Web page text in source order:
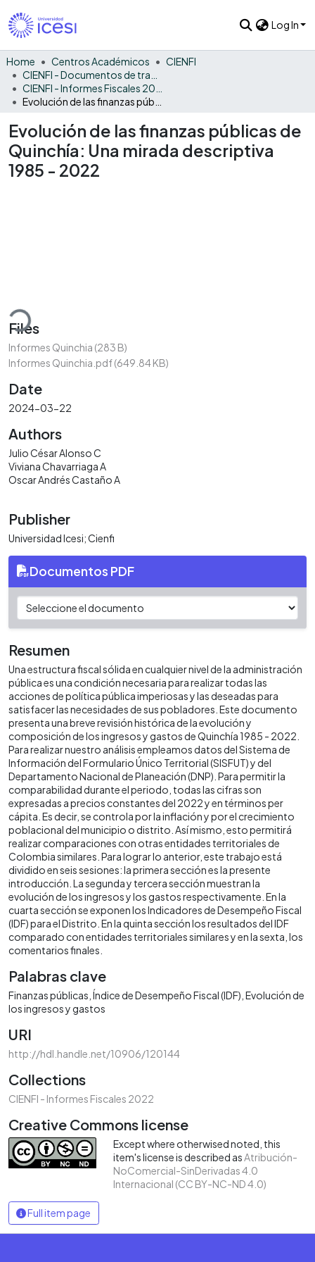
Log In
Home Centros Académicos
CIENFI
Evolución de las finanzas públicas de
Quinchía: Una mirada descriptiva
1985 - 2022
Files
Informes Quinchia (283 B)
Informes Quinchia.pdf(649.84 KB)
Date
2024-03-22
Authors
Julio César Alonso C
Viviana Chavarriaga A
Oscar Andrés Castaño A
Publisher
Universidad Icesi; Cienfi
Documentos PDF
Resumen
Una estructura fiscal sólida en cualquier nivel de la administración
pública es una condición necesaria para realizar todas las
acciones de política pública imperiosas y las deseadas para
satisfacer las necesidades de sus pobladores. Este documento
presenta una breve revisión histórica de la evolución y
composición de los ingresos y gastos de Quinchía 1985 - 2022.
Para realizar nuestro análisis empleamos datos del Sistema de
Información del Formulario Único Territorial (SISFUT) y del
Departamento Nacional de Planeación (DNP). Para permitir la
comparabilidad durante el periodo, todas las cifras son
expresadas a precios constantes del 2022 y en términos per
cápita. Es decir, se controla por la inflación y por el crecimiento
poblacional del municipio o distrito. Así mismo, esto permitirá
realizar comparaciones con otras entidades territoriales de
Colombia similares. Para lograr lo anterior, este trabajo está
dividido en seis sesiones: la primera sección es la presente
introducción. La segunda y tercera sección muestran la
evolución de los ingresos y los gastos respectivamente. En la
cuarta sección se exponen los Indicadores de Desempeño Fiscal
(IDF) para el Distrito. En la quinta sección los resultados del IDF
comparado con entidades territoriales similares y en la sexta, los
comentarios finales.
Palabras clave
Finanzas públicas Índice de Desempeño Fiscal (IDF) Evolución de
los ingresos y gastos
URI
http://hdl.handle.net/10906/120144
Collections
CIENFI - Informes Fiscales 2022
Creative Commons license
Except where otherwised noted, this
item's license is described asAtribución-
NoComercial-SinDerivadas 4.0
Internacional (CC BY-NC-ND 4.0)
Full item page